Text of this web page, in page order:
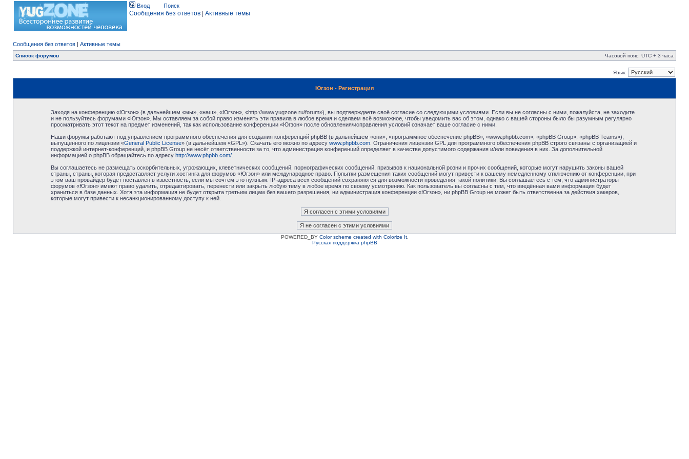
Вход Поиск
Сообщения без ответов Активные темы
Сообщения без ответов | Активные темы
Список форумов Часовой пояс: UTC + 3 часа
Язык:
Югзон - Регистрация
Заходя на конференцию «Югзон» (в дальнейшем «мы», «наш», «Югзон», «http://www.yugzone.ru/forum»), вы подтверждаете своё согласие со следующими условиями. Если вы не согласны с ними, пожалуйста, не заходите
и не пользуйтесь форумами «Югзон». Мы оставляем за собой право изменять эти правила в любое время и сделаем всё возможное, чтобы уведомить вас об этом, однако с вашей стороны было бы разумным регулярно
просматривать этот текст на предмет изменений, так как использование конференции «Югзон» после обновления/исправления условий означает ваше согласие с ними.
Наши форумы работают под управлением программного обеспечения для создания конференций phpBB (в дальнейшем «они», «программное обеспечение phpBB», «www.phpbb.com», «phpBB Group», «phpBB Teams»),
выпущенного по лицензии «General Public License» (в дальнейшем «GPL»). Скачать его можно по адресу www.phpbb.com. Ограничения лицензии GPL для программного обеспечения phpBB строго связаны с организацией и
поддержкой интернет-конференций, и phpBB Group не несёт ответственности за то, что администрация конференций определяет в качестве допустимого содержания и/или поведения в них. За дополнительной
информацией о phpBB обращайтесь по адресу http://www.phpbb.com/.
Вы соглашаетесь не размещать оскорбительных, угрожающих, клеветнических сообщений, порнографических сообщений, призывов к национальной розни и прочих сообщений, которые могут нарушить законы вашей
страны, страны, которая предоставляет услуги хостинга для форумов «Югзон» или международное право. Попытки размещения таких сообщений могут привести к вашему немедленному отключению от конференции, при
этом ваш провайдер будет поставлен в известность, если мы сочтём это нужным. IP-адреса всех сообщений сохраняются для возможности проведения такой политики. Вы соглашаетесь с тем, что администраторы
форумов «Югзон» имеют право удалить, отредактировать, перенести или закрыть любую тему в любое время по своему усмотрению. Как пользователь вы согласны с тем, что введённая вами информация будет
храниться в базе данных. Хотя эта информация не будет открыта третьим лицам без вашего разрешения, ни администрация конференции «Югзон», ни phpBB Group не может быть ответственна за действия хакеров,
которые могут привести к несанкционированному доступу к ней.
POWERED_BY Color scheme created with Colorize It.
Русская поддержка phpBB